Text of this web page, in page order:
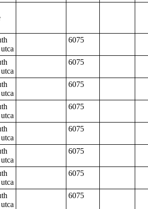
6075
6075
6075
6075
6075
6075
6075
6075